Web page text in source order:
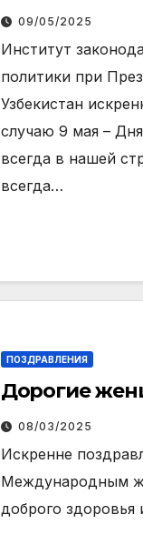
09/05/2025
Институт
политики при
Узбекистан
случаю 9 мая –
всегда в нашей
всегда…
ПОЗДРАВЛЕНИЯ
Дорогие
08/03/2025
Искренне
Международным
доброго